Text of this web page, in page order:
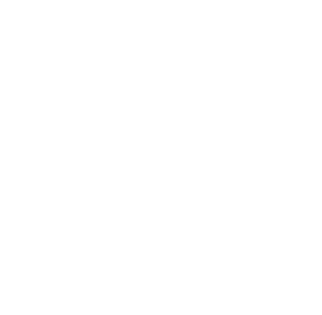
Arbeitsmaschinen (z.B. Gabelstapler, Mähdrescher)